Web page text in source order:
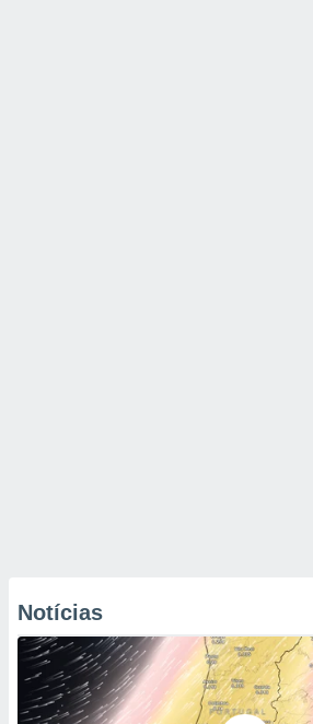
Notícias